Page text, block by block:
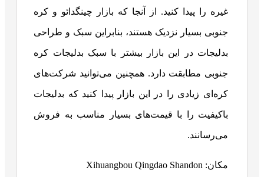
غیره را پیدا کنید. از آنجا که بازار چینگدائو و کره
جنوبی بسیار نزدیک هستند، بنابراین سبک و طراحی
بدلیجات در این بازار بیشتر با سبک بدلیجات کره
جنوبی مطابقت دارد. همچنین می‌توانید شرکت‌های
کره‌ای زیادی را در این بازار پیدا کنید که بدلیجات
باکیفیت را با قیمت‌های بسیار مناسب به فروش
می‌رسانند.
مکان: Xihuangbou Qingdao Shandon